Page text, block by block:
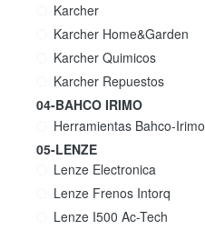
Karcher
Karcher Home&garden
Karcher Quimicos
Karcher Repuestos
04-BAHCO IRIMO
Herramientas Bahco-Irimo
05-LENZE
Lenze Electronica
Lenze Frenos Intorq
Lenze I500 Ac-Tech